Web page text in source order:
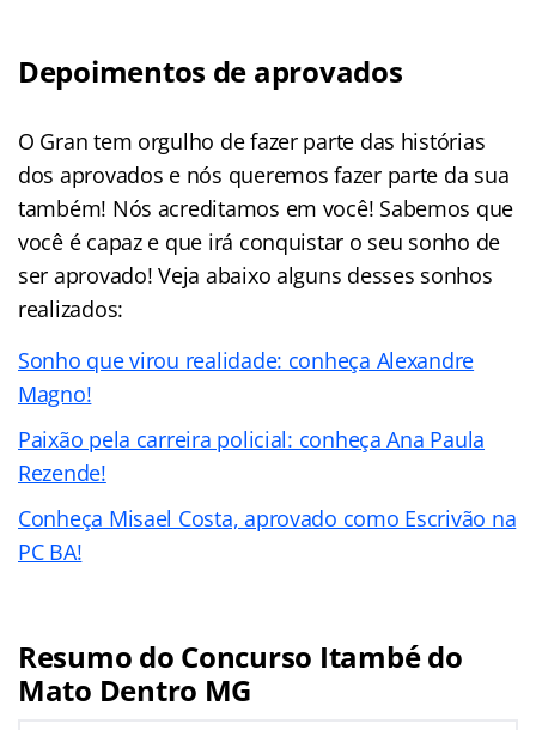
Depoimentos de aprovados
O Gran tem orgulho de fazer parte das histórias
dos aprovados e nós queremos fazer parte da sua
também! Nós acreditamos em você! Sabemos que
você é capaz e que irá conquistar o seu sonho de
ser aprovado! Veja abaixo alguns desses sonhos
realizados:
Sonho que virou realidade: conheça Alexandre
Magno!
Paixão pela carreira policial: conheça Ana Paula
Rezende!
Conheça Misael Costa, aprovado como Escrivão na
PC BA!
Resumo do Concurso Itambé do
Mato Dentro MG